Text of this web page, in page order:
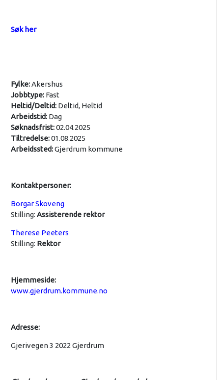
Søk her
Fylke:Akershus
Jobbtype: Fast
Heltid/Deltid: Deltid, Heltid
Arbeidstid: Dag
Søknadsfrist:02.04.2025
Tiltredelse:01.08.2025
Arbeidssted:Gjerdrum kommune
Kontaktpersoner:
Borgar Skoveng
Stilling: Assisterende rektor
Therese Peeters
Stilling: Rektor
Hjemmeside:
www.gjerdrum.kommune.no
Adresse:
Gjerivegen 3 2022 Gjerdrum